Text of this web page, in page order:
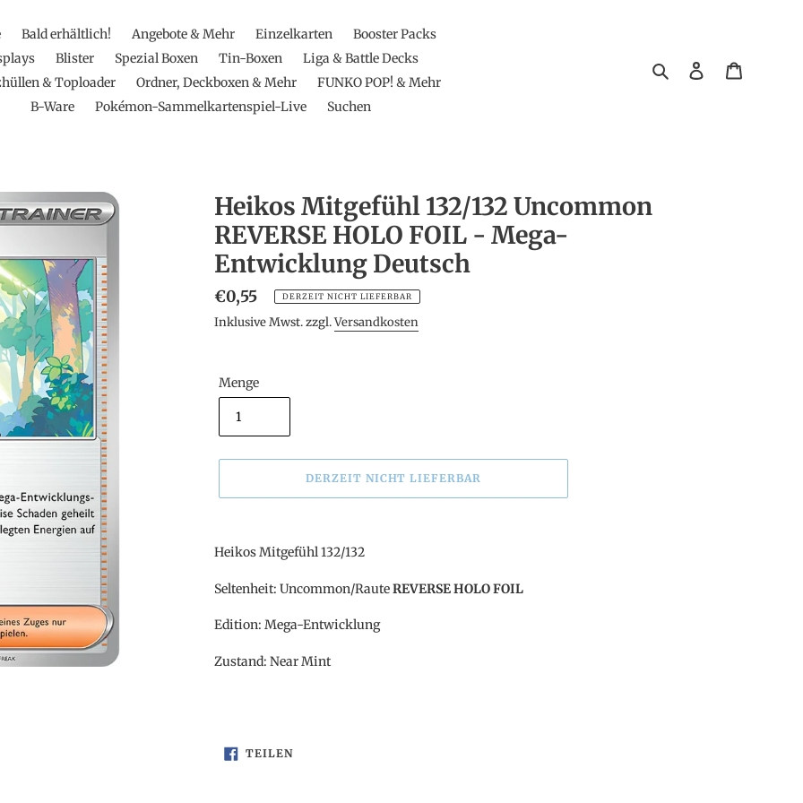
Bald erhältlich! Angebote & Mehr Einzelkarten
Booster Packs
Blister Spezial Boxen Tin-Boxen
Liga & Battle Decks
& Toploader
Ordner, Deckboxen & Mehr
FUNKO POP! & Mehr
B-Ware
Pokémon-Sammelkartenspiel-Live Suchen
Suchen Einloggen
Heikos Mitgefühl 132/132 Uncommon
REVERSE HOLO FOIL - Mega-
Entwicklung Deutsch
Normaler
Preis
€0,55 DERZEIT NICHT LIEFERBAR
Inklusive Mwst. zzgl.Versandkosten
Menge
DERZEIT NICHT LIEFERBAR
wird
Warenkorb
Heikos Mitgefühl 132/132
Seltenheit: Uncommon/RauteREVERSE HOLO FOIL
Edition: Mega-Entwicklung
Zustand: Near Mint
TEILENAUF
FACEBOOK